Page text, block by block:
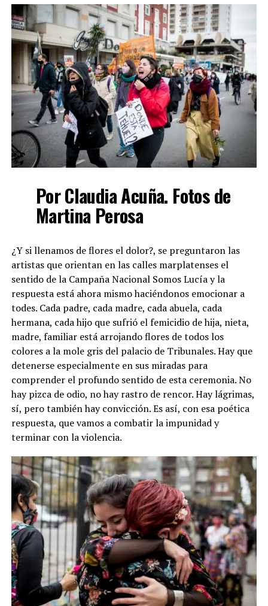
Por Claudia Acuña. Fotos de
Martina Perosa
¿Y si llenamos de flores el dolor?, se preguntaron las
artistas que orientan en las calles marplatenses el
sentido de la Campaña Nacional Somos Lucía y la
respuesta está ahora mismo haciéndonos emocionar a
todes. Cada padre, cada madre, cada abuela, cada
hermana, cada hijo que sufrió el femicidio de hija, nieta,
madre, familiar está arrojando flores de todos los
colores a la mole gris del palacio de Tribunales. Hay que
detenerse especialmente en sus miradas para
comprender el profundo sentido de esta ceremonia. No
hay pizca de odio, no hay rastro de rencor. Hay lágrimas,
sí, pero también hay convicción. Es así, con esa poética
respuesta, que vamos a combatir la impunidad y
terminar con la violencia.